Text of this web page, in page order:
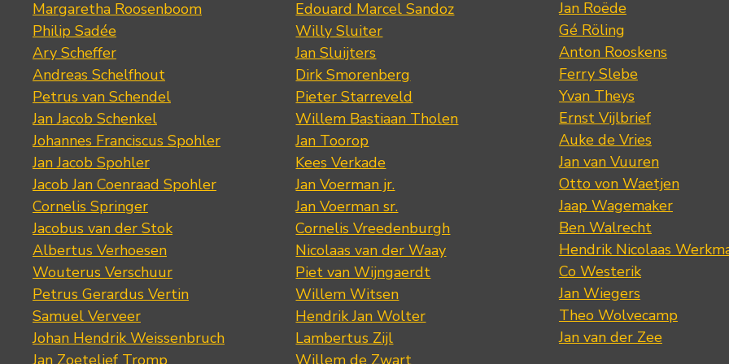
Margaretha Roosenboom
Philip Sadée
Ary Scheffer
Andreas Schelfhout
Petrus van Schendel
Jan Jacob Schenkel
Johannes Franciscus Spohler
Jan Jacob Spohler
Jacob Jan Coenraad Spohler
Cornelis Springer
Jacobus van der Stok
Albertus Verhoesen
Wouterus Verschuur
Petrus Gerardus Vertin
Samuel Verveer
Johan Hendrik Weissenbruch
Edouard Marcel Sandoz
Willy Sluiter
Jan Sluijters
Dirk Smorenberg
Pieter Starreveld
Willem Bastiaan Tholen
Jan Toorop
Kees Verkade
Jan Voerman jr.
Jan Voerman sr.
Cornelis Vreedenburgh
Nicolaas van der Waay
Piet van Wijngaerdt
Willem Witsen
Hendrik Jan Wolter
Lambertus Zijl
Jan Roëde
Gé Röling
Anton Rooskens
Ferry Slebe
Yvan Theys
Ernst Vijlbrief
Auke de Vries
Jan van Vuuren
Otto von Waetjen
Jaap Wagemaker
Ben Walrecht
Hendrik Nicolaas
Co Westerik
Jan Wiegers
Theo Wolvecamp
Jan van der Zee